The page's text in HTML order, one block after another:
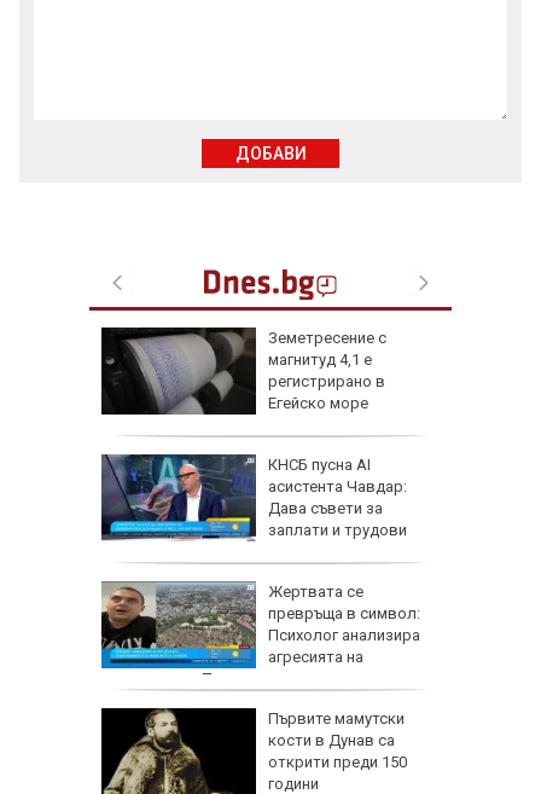
Земетресение с
магнитуд 4,1 е
регистрирано в
Егейско море
КНСБ пусна AI
асистента Чавдар:
Дава съвети за
заплати и трудови
Жертвата се
превръща в символ:
Психолог анализира
агресията на
младежите в Пловдив
Първите мамутски
кости в Дунав са
открити преди 150
години
ДОБАВИ